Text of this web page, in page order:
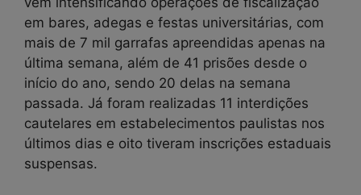
em bares, adegas e festas universitárias, com
mais de 7 mil garrafas apreendidas apenas na
última semana, além de 41 prisões desde o
início do ano, sendo 20 delas na semana
passada. Já foram realizadas 11 interdições
cautelares em estabelecimentos paulistas nos
últimos dias e oito tiveram inscrições estaduais
suspensas.